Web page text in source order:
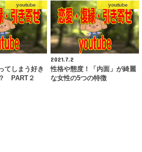
youtube
てしまう好き
PART２
youtube
2021.7.2
性格や態度！「内面」が綺麗
な女性の5つの特徴